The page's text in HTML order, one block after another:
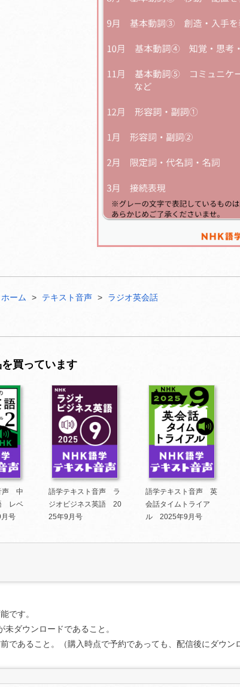
ホーム テキスト音声 ラジオ英会話
買っています
声 中
レベ
号
語学テキスト音声 ラ
ジオビジネス英語 20
25年9月号
語学テキスト音声 英
会話タイムトライア
ル 2025年9月号
です。
ダウンロードであること。
であること。（購入時点で予約であっても、配信後にダウン